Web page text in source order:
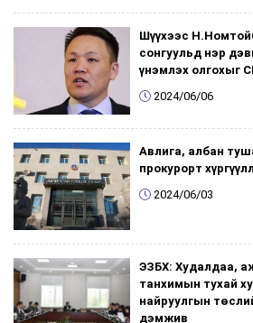
Шүүхээс
сонгуульд нэр
үнэмлэх олгохыг
2024/06/06
Авлига, албан
прокурорт
2024/06/03
ЭЗБХ: Худалдаа,
танхимын тухай
найруулгын
дэмжив